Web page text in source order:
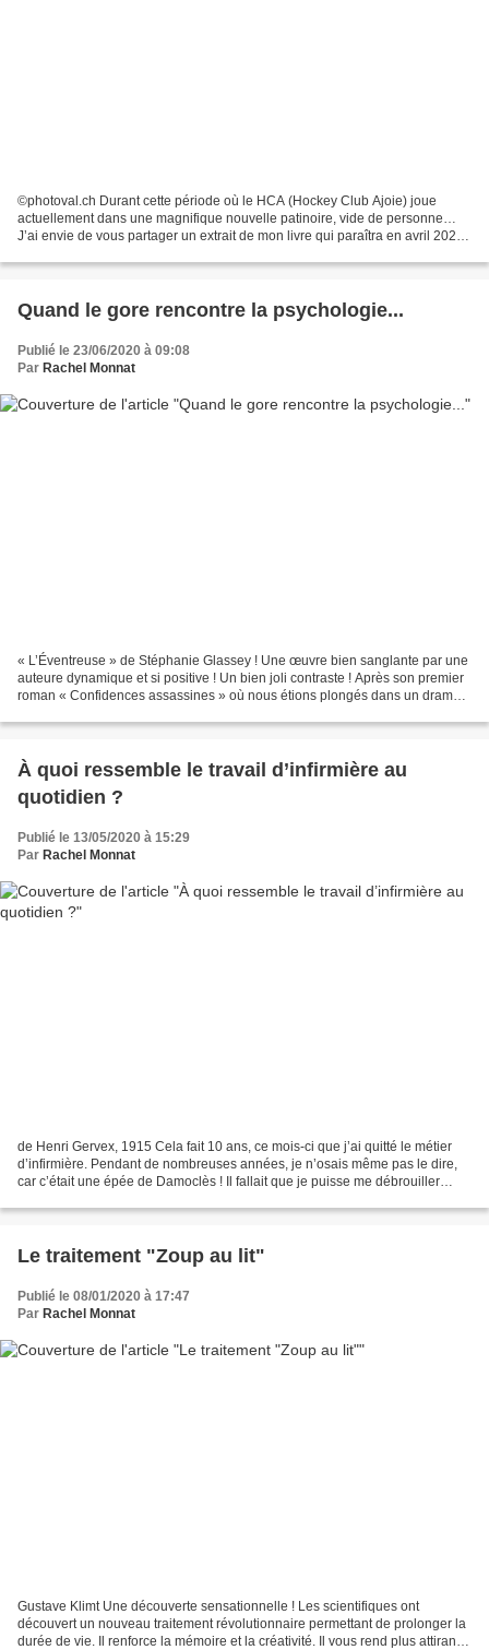
©photoval.ch Durant cette période où le HCA (Hockey Club Ajoie) joue
actuellement dans une magnifique nouvelle patinoire, vide de personne…
J’ai envie de vous partager un extrait de mon livre qui paraîtra en avril 2021.
Quand le gore rencontre la psychologie...
Publié le 23/06/2020 à 09:08
Par Rachel Monnat
« L’Éventreuse » de Stéphanie Glassey ! Une œuvre bien sanglante par une
auteure dynamique et si positive ! Un bien joli contraste ! Après son premier
roman « Confidences assassines » où nous étions plongés dans un drame
À quoi ressemble le travail d’infirmière au
quotidien ?
Publié le 13/05/2020 à 15:29
Par Rachel Monnat
de Henri Gervex, 1915 Cela fait 10 ans, ce mois-ci que j’ai quitté le métier
d’infirmière. Pendant de nombreuses années, je n’osais même pas le dire,
car c’était une épée de Damoclès ! Il fallait que je puisse me débrouiller
Le traitement "Zoup au lit"
Publié le 08/01/2020 à 17:47
Par Rachel Monnat
Gustave Klimt Une découverte sensationnelle ! Les scientifiques ont
découvert un nouveau traitement révolutionnaire permettant de prolonger la
durée de vie. Il renforce la mémoire et la créativité. Il vous rend plus attirant,